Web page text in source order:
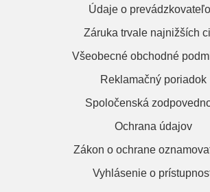
Údaje o
Záruka trvale najnižších
Všeobecné obchodné
Reklamačný poriadok
Spoločenská
Ochrana údajov
Zákon o ochrane
Vyhlásenie o